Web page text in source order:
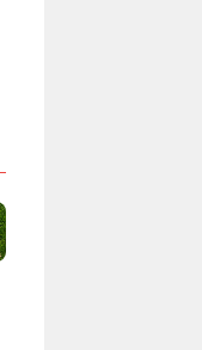
se psem. Apple mu